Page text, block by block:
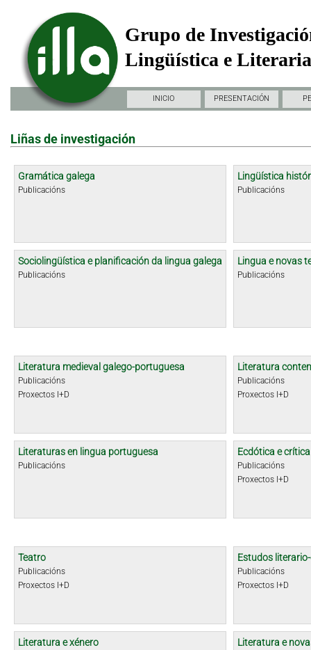
Grupo de
Lingüística e
INICIO PRESENTACIÓN
Liñas de investigación
Gramática galega
Publicacións
Lingüística
Publicacións
Sociolingüística e planificación da lingua galega
Publicacións
Lingua e novas
Publicacións
Literatura medieval galego-portuguesa
Publicacións
Proxectos I+D
Literatura
Publicacións
Proxectos I+D
Literaturas en lingua portuguesa
Publicacións
Ecdótica e
Publicacións
Proxectos I+D
Teatro
Publicacións
Proxectos I+D
Estudos
Publicacións
Proxectos I+D
Literatura e xénero
Literatura e